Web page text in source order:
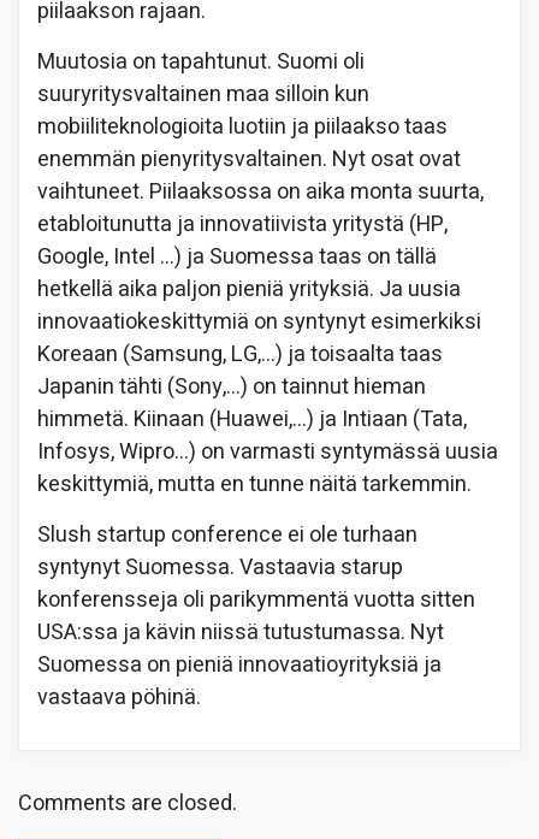
piilaakson rajaan.
Muutosia on tapahtunut. Suomi oli
suuryritysvaltainen maa silloin kun
mobiiliteknologioita luotiin ja piilaakso taas
enemmän pienyritysvaltainen. Nyt osat ovat
vaihtuneet. Piilaaksossa on aika monta suurta,
etabloitunutta ja innovatiivista yritystä (HP,
Google, Intel …) ja Suomessa taas on tällä
hetkellä aika paljon pieniä yrityksiä. Ja uusia
innovaatiokeskittymiä on syntynyt esimerkiksi
Koreaan (Samsung, LG,…) ja toisaalta taas
Japanin tähti (Sony,…) on tainnut hieman
himmetä. Kiinaan (Huawei,…) ja Intiaan (Tata,
Infosys, Wipro…) on varmasti syntymässä uusia
keskittymiä, mutta en tunne näitä tarkemmin.
Slush startup conference ei ole turhaan
syntynyt Suomessa. Vastaavia starup
konferensseja oli parikymmentä vuotta sitten
USA:ssa ja kävin niissä tutustumassa. Nyt
Suomessa on pieniä innovaatioyrityksiä ja
vastaava pöhinä.
Comments are closed.